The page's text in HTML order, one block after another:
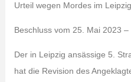
Urteil wegen Mordes im
Beschluss vom 25. Mai 2023 –
Der in Leipzig ansässige 5.
hat die Revision des